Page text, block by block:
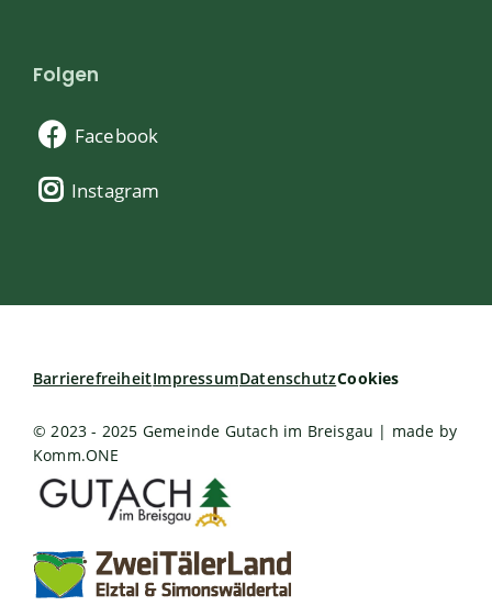
Folgen
Facebook
Instagram
BarrierefreiheitImpressumDatenschutzCookies
© 2023 - 2025 Gemeinde Gutach im Breisgau | made by
Komm.ONE